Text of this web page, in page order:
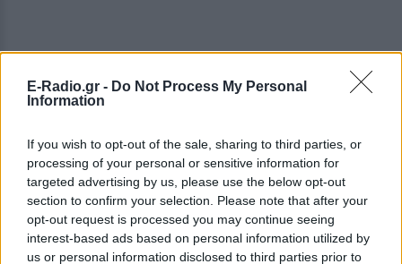
E-Radio.gr - Do Not Process My Personal
Information
If you wish to opt-out of the sale, sharing to third parties, or
processing of your personal or sensitive information for
targeted advertising by us, please use the below opt-out
section to confirm your selection. Please note that after your
opt-out request is processed you may continue seeing
interest-based ads based on personal information utilized by
us or personal information disclosed to third parties prior to
ΔΕΙΤΕ ΕΠΙΣΗΣ